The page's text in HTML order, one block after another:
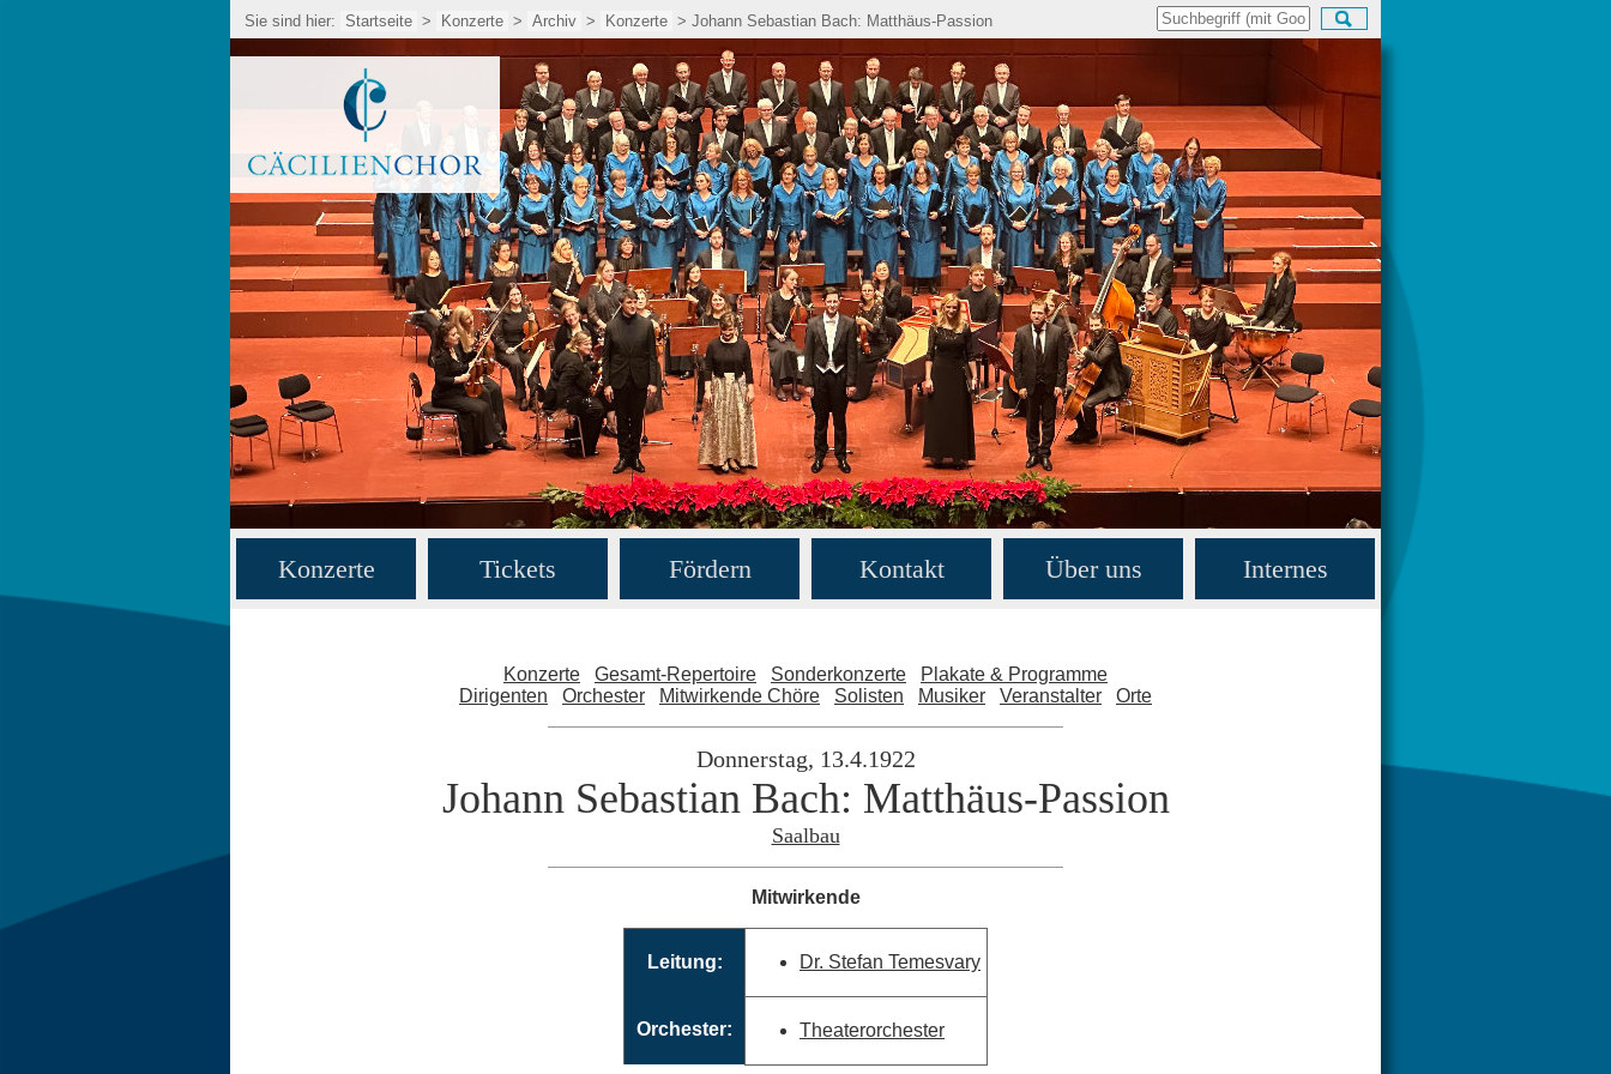
Sie sind hier: Startseite > Konzerte > Archiv > Konzerte > Johann Sebastian Bach: Matthäus-Passion
Konzerte Tickets Fördern Kontakt Über uns Internes
Konzerte Gesamt-Repertoire Sonderkonzerte
Plakate & Programme
Dirigenten
Orchester Mitwirkende Chöre Solisten Musiker Veranstalter Orte
Donnerstag, 13.4.1922
Johann Sebastian Bach: Matthäus-Passion
Saalbau
Mitwirkende
Leitung: Dr. Stefan Temesvary
Orchester: Theaterorchester